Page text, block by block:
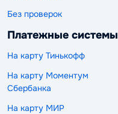
Без проверок
Платежные системы
На карту Тинькофф
На карту Моментум
Сбербанка
На карту МИР